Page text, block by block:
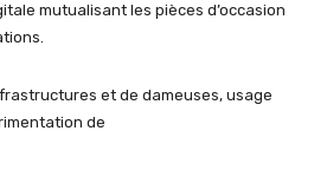
les pièces d’occasion
et de dameuses, usage
de